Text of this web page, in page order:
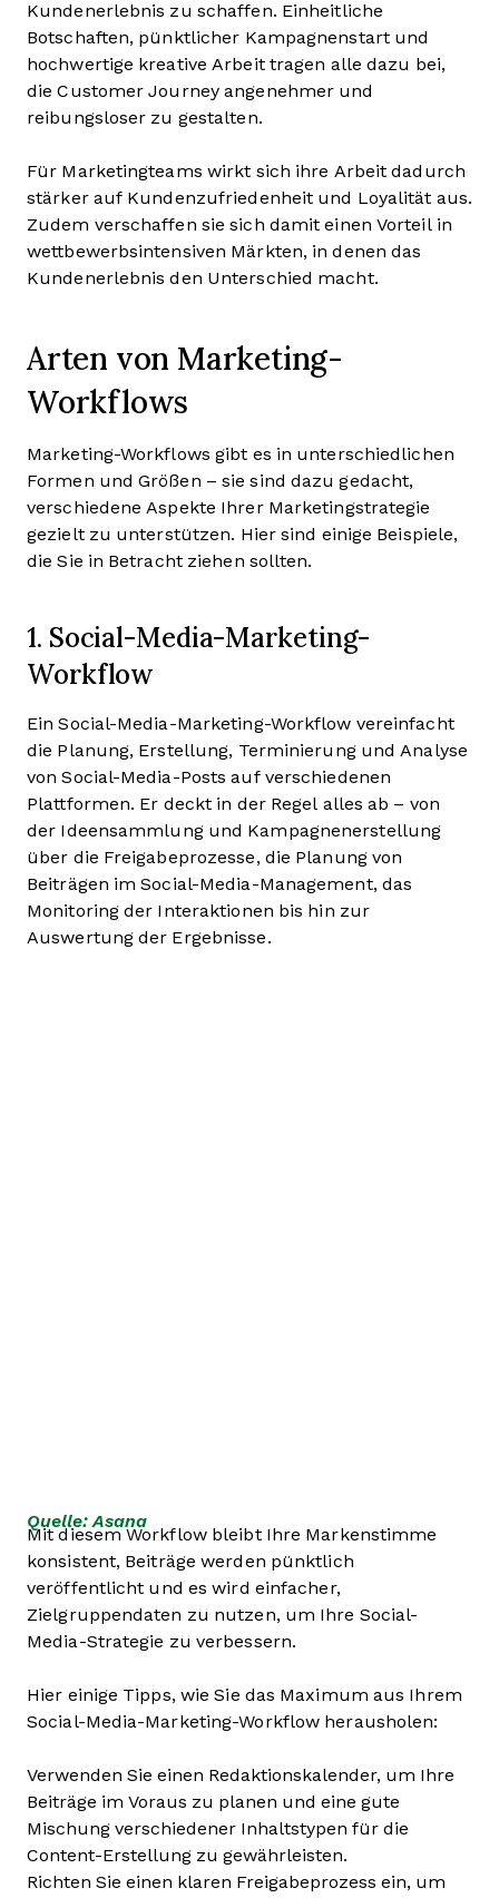
Kundenerlebnis zu schaffen. Einheitliche
Botschaften, pünktlicher Kampagnenstart und
hochwertige kreative Arbeit tragen alle dazu bei,
die Customer Journey angenehmer und
reibungsloser zu gestalten.
Für Marketingteams wirkt sich ihre Arbeit dadurch
stärker auf Kundenzufriedenheit und Loyalität aus.
Zudem verschaffen sie sich damit einen Vorteil in
wettbewerbsintensiven Märkten, in denen das
Kundenerlebnis den Unterschied macht.
Arten von Marketing-
Workflows
Marketing-Workflows gibt es in unterschiedlichen
Formen und Größen – sie sind dazu gedacht,
verschiedene Aspekte Ihrer Marketingstrategie
gezielt zu unterstützen. Hier sind einige Beispiele,
die Sie in Betracht ziehen sollten.
1. Social-Media-Marketing-
Workflow
Ein Social-Media-Marketing-Workflow vereinfacht
die Planung, Erstellung, Terminierung und Analyse
von Social-Media-Posts auf verschiedenen
Plattformen. Er deckt in der Regel alles ab – von
der Ideensammlung und Kampagnenerstellung
über die Freigabeprozesse, die Planung von
Beiträgen im Social-Media-Management, das
Monitoring der Interaktionen bis hin zur
Auswertung der Ergebnisse.
Quelle: Asana
Mit diesem Workflow bleibt Ihre Markenstimme
konsistent, Beiträge werden pünktlich
veröffentlicht und es wird einfacher,
Zielgruppendaten zu nutzen, um Ihre Social-
Media-Strategie zu verbessern.
Hier einige Tipps, wie Sie das Maximum aus Ihrem
Social-Media-Marketing-Workflow herausholen:
Verwenden Sie einen Redaktionskalender, um Ihre
Beiträge im Voraus zu planen und eine gute
Mischung verschiedener Inhaltstypen für die
Content-Erstellung zu gewährleisten.
Richten Sie einen klaren Freigabeprozess ein, um